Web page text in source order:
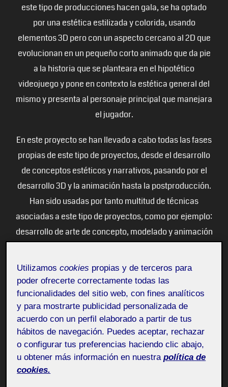
este tipo de producciones hacen gala, se ha optado
por una estética estilizada y colorida, usando
elementos 3D pero con un aspecto cercano al 2D que
evolucionan en un pequeño corto animado que da pie
a la historia que se planteara en el hipotético
videojuego y pone en contexto la estética general del
mismo y presenta al personaje principal que manejara
el jugador.
En este proyecto se han llevado a cabo todas las fases
propias de este tipo de proyectos, desde el desarrollo
de conceptos estéticos y narrativos, pasando por el
desarrollo 3D y la animación hasta la postproducción.
Han sido usadas por tanto multitud de técnicas
asociadas a este tipo de proyectos, como por ejemplo:
desarrollo de arte de concepto, modelado y animación
de guiones o desarrollo de efectos digitales, por citar
algunas. Este complejo proceso, ha implicado por
tanto, el uso de múltiples herramientas en forma de
software de edición 3D, de arte digital o de
postproducción digital, por citar alguno de estos
paquetes: 3D Max, Photoshop o After effects.
Utilizamoscookies propias y de terceros para
poder ofrecerte correctamente todas las
funcionalidades del sitio web, con fines analíticos
y para mostrarte publicidad personalizada de
acuerdo con un perfil elaborado a partir de tus
hábitos de navegación. Puedes aceptar, rechazar
o configurar tus preferencias haciendo clic abajo,
u obtener más información en nuestra política de
cookies.